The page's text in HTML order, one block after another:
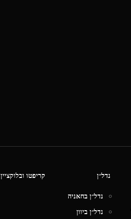
נדל״ן
נדל״ן בחאניה
נדל״ן ביוון
קריפטו ובלוקציין